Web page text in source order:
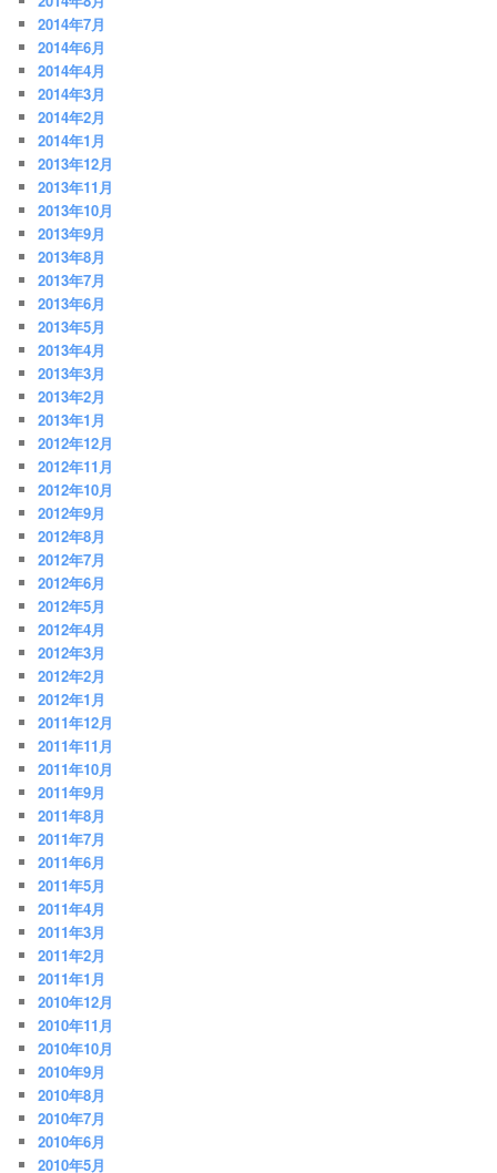
2014年7月
2014年6月
2014年4月
2014年3月
2014年2月
2014年1月
2013年12月
2013年11月
2013年10月
2013年9月
2013年8月
2013年7月
2013年6月
2013年5月
2013年4月
2013年3月
2013年2月
2013年1月
2012年12月
2012年11月
2012年10月
2012年9月
2012年8月
2012年7月
2012年6月
2012年5月
2012年4月
2012年3月
2012年2月
2012年1月
2011年12月
2011年11月
2011年10月
2011年9月
2011年8月
2011年7月
2011年6月
2011年5月
2011年4月
2011年3月
2011年2月
2011年1月
2010年12月
2010年11月
2010年10月
2010年9月
2010年8月
2010年7月
2010年6月
2010年5月